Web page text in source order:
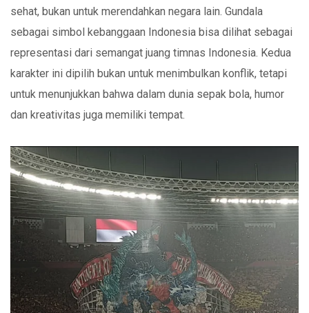
sehat, bukan untuk merendahkan negara lain. Gundala
sebagai simbol kebanggaan Indonesia bisa dilihat sebagai
representasi dari semangat juang timnas Indonesia. Kedua
karakter ini dipilih bukan untuk menimbulkan konflik, tetapi
untuk menunjukkan bahwa dalam dunia sepak bola, humor
dan kreativitas juga memiliki tempat.